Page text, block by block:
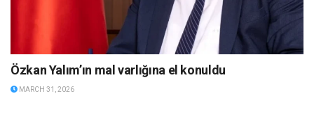
Özkan Yalım’ın mal varlığına el konuldu
MARCH 31, 2026